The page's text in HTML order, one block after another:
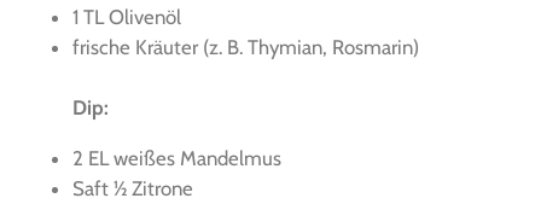
1 TL Olivenöl
fri­sche Kräu­ter (z. B. Thy­mi­an, Ros­ma­rin)
Dip:
2 EL wei­ßes Mandelmus
Saft ½ Zitrone